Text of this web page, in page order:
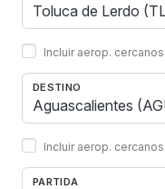
Incluir aerop. cercanos
DESTINO
Incluir aerop. cercanos
PARTIDA